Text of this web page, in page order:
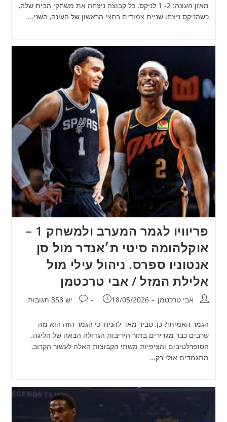
מאזן העונה: 2- 1 לניקס. כל קבוצה ניצחה את משחקי הבית שלה,
כשהניקס ניצחו שניים צמודים בחצי הראשון של העונה, השני…
פריוויו לגמר המערב ולמשחק 1 –
אוקלהומה סיטי ת׳אנדר מול סן
אנטוניו ספרס. ניהול עילי מול
אלילת המזל / אבי טרכטמן
מחבר:אבי טרכטמן פורסם:
18/05/2026 תגובות:
יש 358 תגובות
הגמר האמיתי? כן, סביר מאד להניח, כי הגמר הזה הוא מה
שרבים כבר מגדירים בתור היריבות הגדולה הבאה של הליגה.
הסופרלטיבים והציפיות משתי הקבוצות האלה לעשור הקרוב,
מתגמדים אולי רק…